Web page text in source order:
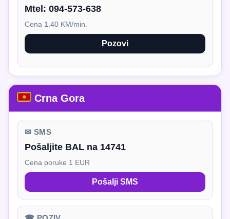
Mtel: 094-573-638
Cena 1.40 KM/min.
Pozovi
Crna Gora
✉ SMS
Pošaljite BAL na 14741
Cena poruke 1 EUR
Pošalji SMS